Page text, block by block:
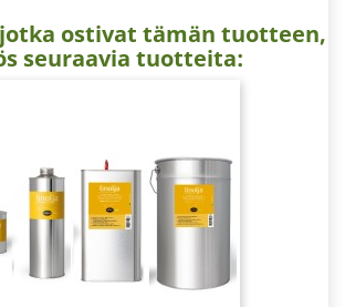
ostivat tämän tuotteen,
seuraavia tuotteita: